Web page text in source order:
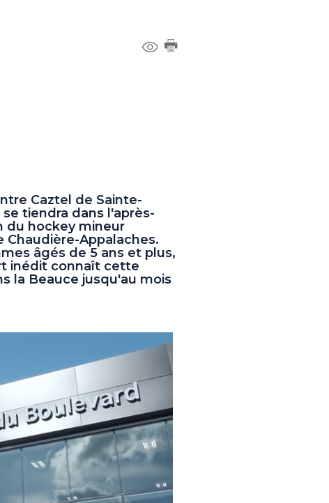
Caztel de Sainte-
tiendra dans l'après-
du hockey mineur
Appalaches.
âgés de 5 ans et plus,
inédit connaît cette
la Beauce jusqu'au mois